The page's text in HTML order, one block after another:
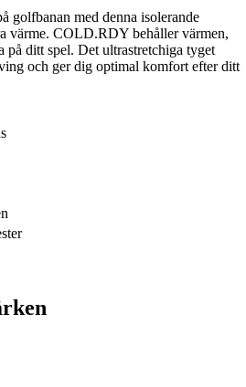
golfbanan med denna isolerande
värme. COLD.RDY behåller värmen,
på ditt spel. Det ultrastretchiga tyget
och ger dig optimal komfort efter ditt